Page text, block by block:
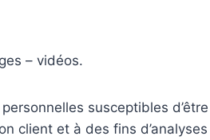
– vidéos.
susceptibles d’être
client et à des fins